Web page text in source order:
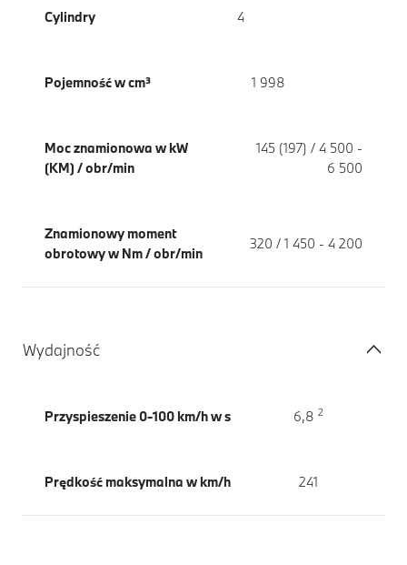
Cylindry 4
Pojemność w cm³ 1 998
Moc znamionowa w kW
(KM) / obr/min
145 (197) / 4 500 -
6 500
Znamionowy moment
obrotowy w Nm / obr/min
320 / 1 450 - 4 200
Wydajność
Przyspieszenie 0-100 km/h w s 6,8 2
Prędkość maksymalna w km/h 241